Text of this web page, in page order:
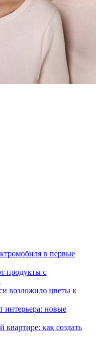
в первые
продукты с
возложило цветы к
интерьера: новые
как создать